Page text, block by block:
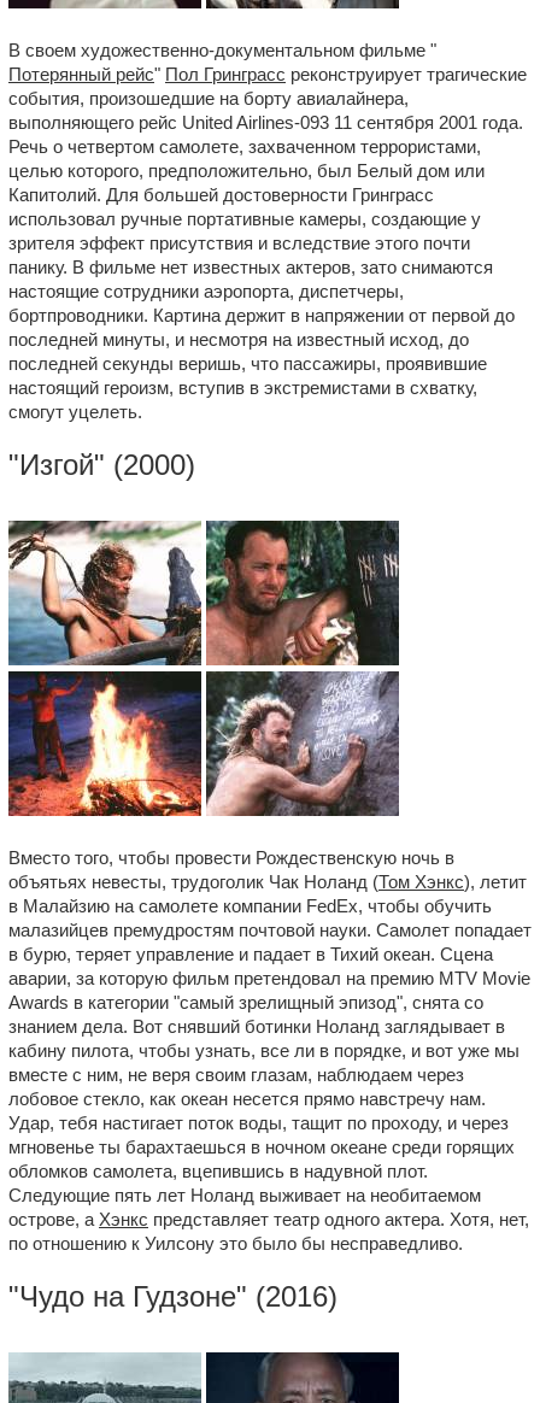
В своем художественно-документальном фильме "
Потерянный рейс" Пол Гринграсс реконструирует трагические
события, произошедшие на борту авиалайнера,
выполняющего рейс United Airlines-093 11 сентября 2001 года.
Речь о четвертом самолете, захваченном террористами,
целью которого, предположительно, был Белый дом или
Капитолий. Для большей достоверности Гринграсс
использовал ручные портативные камеры, создающие у
зрителя эффект присутствия и вследствие этого почти
панику. В фильме нет известных актеров, зато снимаются
настоящие сотрудники аэропорта, диспетчеры,
бортпроводники. Картина держит в напряжении от первой до
последней минуты, и несмотря на известный исход, до
последней секунды веришь, что пассажиры, проявившие
настоящий героизм, вступив в экстремистами в схватку,
смогут уцелеть.
"Изгой" (2000)
Вместо того, чтобы провести Рождественскую ночь в
объятьях невесты, трудоголик Чак Ноланд (Том Хэнкс), летит
в Малайзию на самолете компании FedEx, чтобы обучить
малазийцев премудростям почтовой науки. Самолет попадает
в бурю, теряет управление и падает в Тихий океан. Сцена
аварии, за которую фильм претендовал на премию MTV Movie
Awards в категории "самый зрелищный эпизод", снята со
знанием дела. Вот снявший ботинки Ноланд заглядывает в
кабину пилота, чтобы узнать, все ли в порядке, и вот уже мы
вместе с ним, не веря своим глазам, наблюдаем через
лобовое стекло, как океан несется прямо навстречу нам.
Удар, тебя настигает поток воды, тащит по проходу, и через
мгновенье ты барахтаешься в ночном океане среди горящих
обломков самолета, вцепившись в надувной плот.
Следующие пять лет Ноланд выживает на необитаемом
острове, а Хэнкс представляет театр одного актера. Хотя, нет,
по отношению к Уилсону это было бы несправедливо.
"Чудо на Гудзоне" (2016)